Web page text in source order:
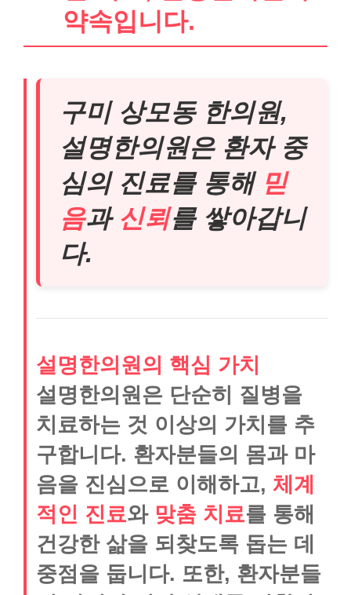
약속입니다.
구미 상모동 한의원,
설명한의원은 환자 중
심의 진료를 통해 믿
음과 신뢰를 쌓아갑니
다.
설명한의원의 핵심 가치
설명한의원은 단순히 질병을
치료하는 것 이상의 가치를 추
구합니다. 환자분들의 몸과 마
음을 진심으로 이해하고, 체계
적인 진료와 맞춤 치료를 통해
건강한 삶을 되찾도록 돕는 데
중점을 둡니다. 또한, 환자분들